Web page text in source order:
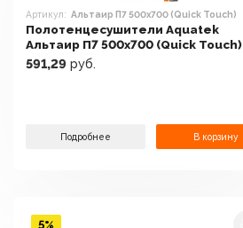
Артикул: Альтаир П7 500x700 (Quick Touch)
Полотенцесушители Aquatek
Альтаир П7 500x700 (Quick Touch)
591,29 руб.
Подробнее В корзину
5%